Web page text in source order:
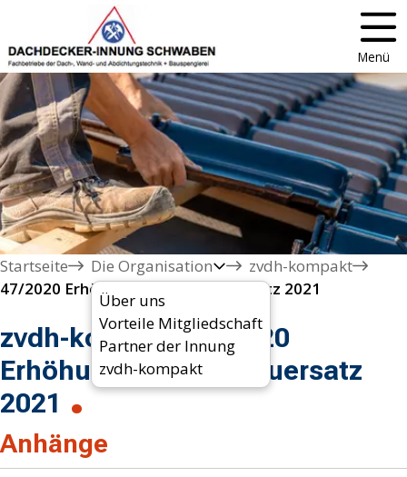
Menü
Startseite
Die Organisation
Über uns
Vorteile Mitgliedschaft
Partner der Innung
zvdh-kompakt
zvdh-kompakt
zvdh-kompakt 47/2020
Erhöhung Umsatzsteuersatz
2021
Anhänge